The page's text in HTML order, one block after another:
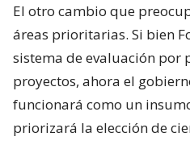
El otro cambio que
áreas prioritarias. Si bien
sistema de evaluación por
proyectos, ahora el
funcionará como un
priorizará la elección de